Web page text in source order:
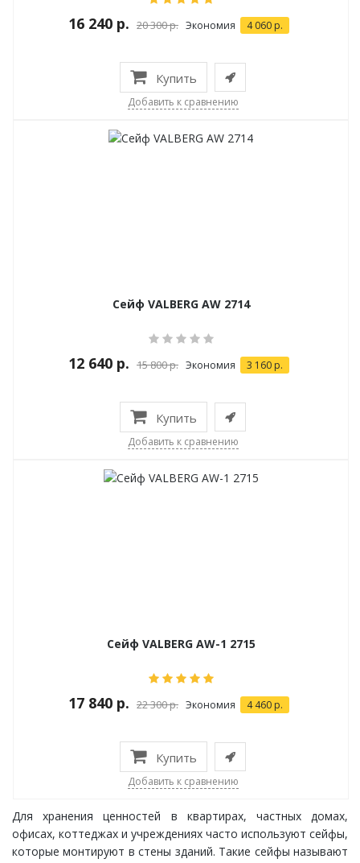
16 240 р. 20 300 р. Экономия 4 060 р.
Купить
Добавить к сравнению
Сейф VALBERG AW 2714
12 640 р. 15 800 р. Экономия 3 160 р.
Купить
Добавить к сравнению
Сейф VALBERG AW-1 2715
17 840 р. 22 300 р. Экономия 4 460 р.
Купить
Добавить к сравнению
Для хранения ценностей в квартирах, частных домах,
офисах, коттеджах и учреждениях часто используют сейфы,
которые монтируют в стены зданий. Такие сейфы называют